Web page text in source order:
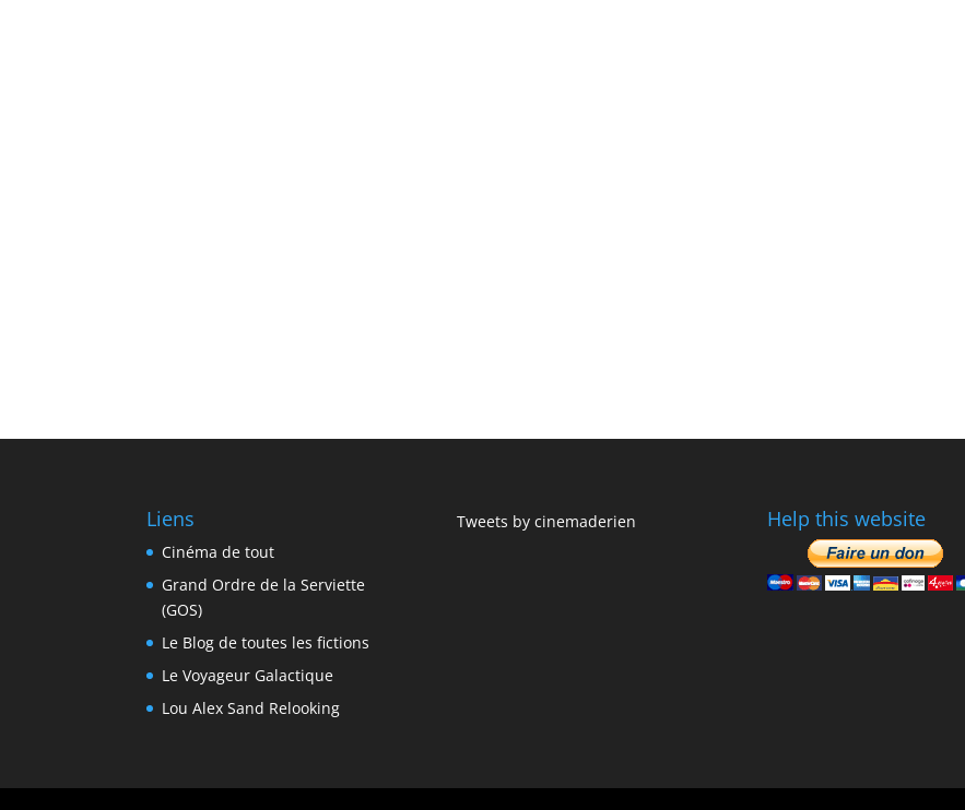
Liens
Cinéma de tout
Grand Ordre de la Serviette
(GOS)
Le Blog de toutes les fictions
Le Voyageur Galactique
Lou Alex Sand Relooking
Tweets by cinemaderien Help this website